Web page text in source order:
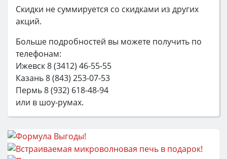
Скидки не суммируется со скидками из других
акций.
Больше подробностей вы можете получить по
телефонам:
Ижевск 8 (3412) 46-55-55
Казань 8 (843) 253-07-53
Пермь 8 (932) 618-48-94
или в шоу-румах.